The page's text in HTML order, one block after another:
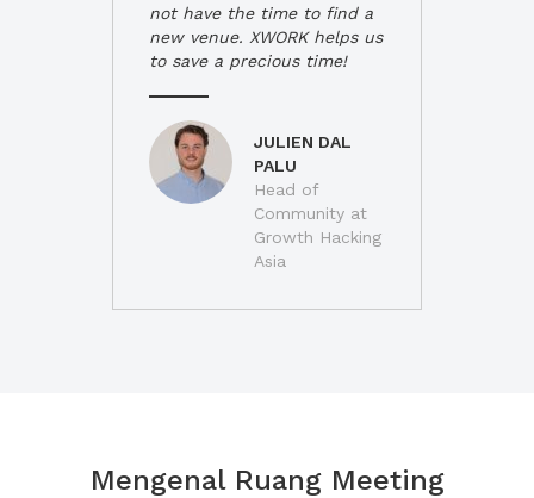
not have the time to find a
new venue. XWORK helps us
to save a precious time!
JULIEN DAL
PALU
Head of
Community at
Growth Hacking
Asia
Mengenal Ruang Meeting